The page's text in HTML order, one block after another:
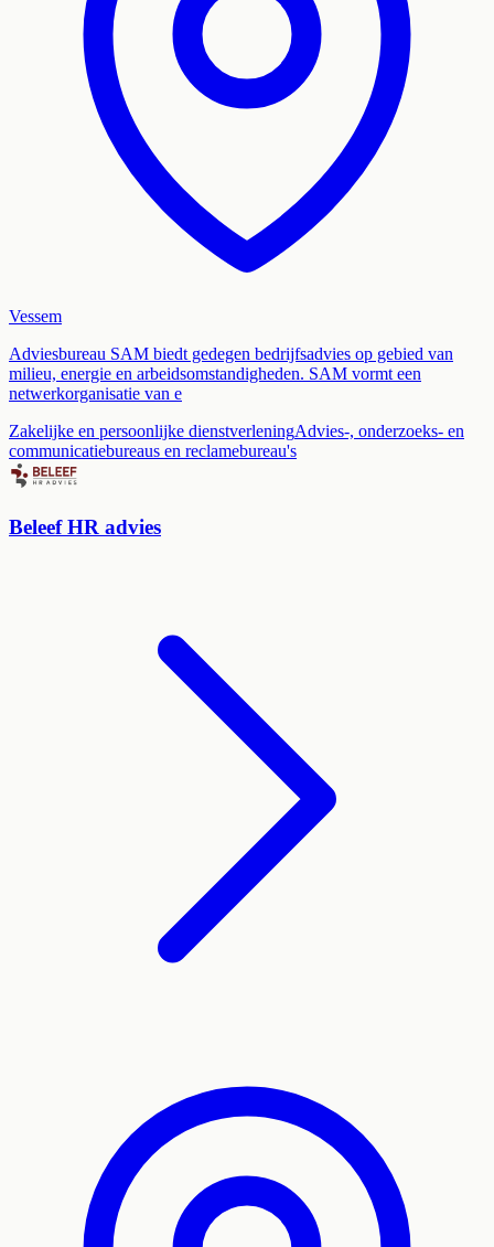
Vessem
Adviesbureau SAM biedt gedegen bedrijfsadvies op gebied van
milieu, energie en arbeidsomstandigheden. SAM vormt een
netwerkorganisatie van e
Zakelijke en persoonlijke dienstverleningAdvies-, onderzoeks- en
communicatiebureaus en reclamebureau's
Beleef HR advies